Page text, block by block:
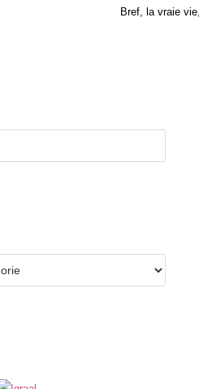
Bref, la vraie